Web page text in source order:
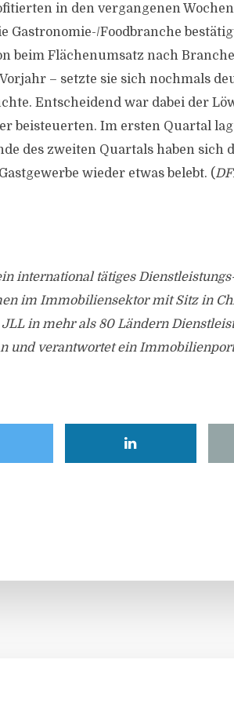
in den vergangenen
Gastronomie-/Foodbranche
beim Flächenumsatz nach
– setzte sie sich nochmals
Entscheidend war dabei der
beisteuerten. Im ersten Quartal
des zweiten Quartals haben sich
wieder etwas belebt. (
international tätiges
im Immobiliensektor mit Sitz in
in mehr als 80 Ländern
und verantwortet ein